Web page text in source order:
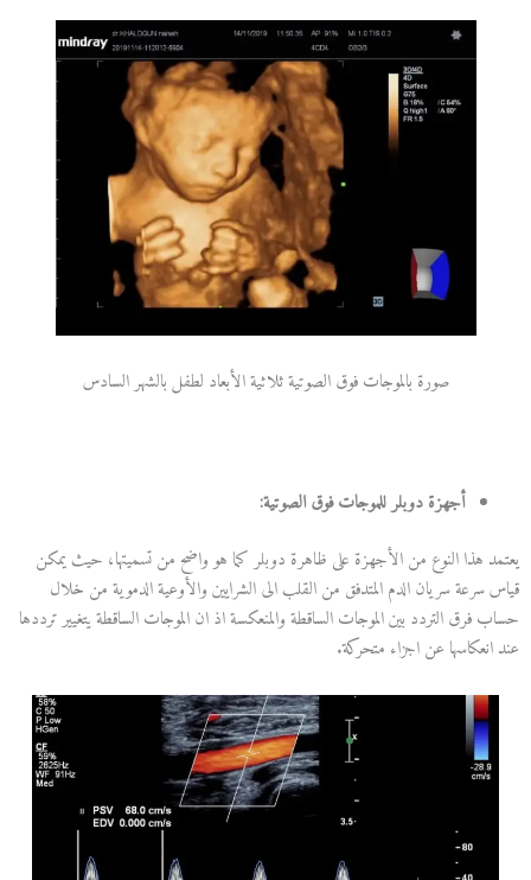
صورة بالموجات فوق الصوتية ثلاثية الأبعاد لطفل بالشهر السادس
أجهزة دوبلر للموجات فوق الصوتية:
يعتمد هذا النوع من الأجهزة على ظاهرة دوبلر كما هو واضح من تسميتها، حيث يمكن
قياس سرعة سريان الدم المتدفق من القلب الى الشرايين والأوعية الدموية من خلال
حساب فرق التردد بين الموجات الساقطة والمنعكسة اذ ان الموجات الساقطة يتغيير ترددها
عند انعكاسها عن اجزاء متحركة.